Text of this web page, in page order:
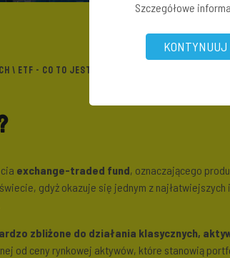
\ ETF - CO TO JEST ?
exchange-traded fund, oznaczającego
świecie, gdyż okazuje się jednym z
zbliżone do działania klasycznych,
od ceny rynkowej aktywów, które stanowią
Szczegółowe
KONTYNUUJ